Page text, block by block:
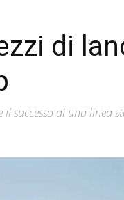
di
successo di una linea